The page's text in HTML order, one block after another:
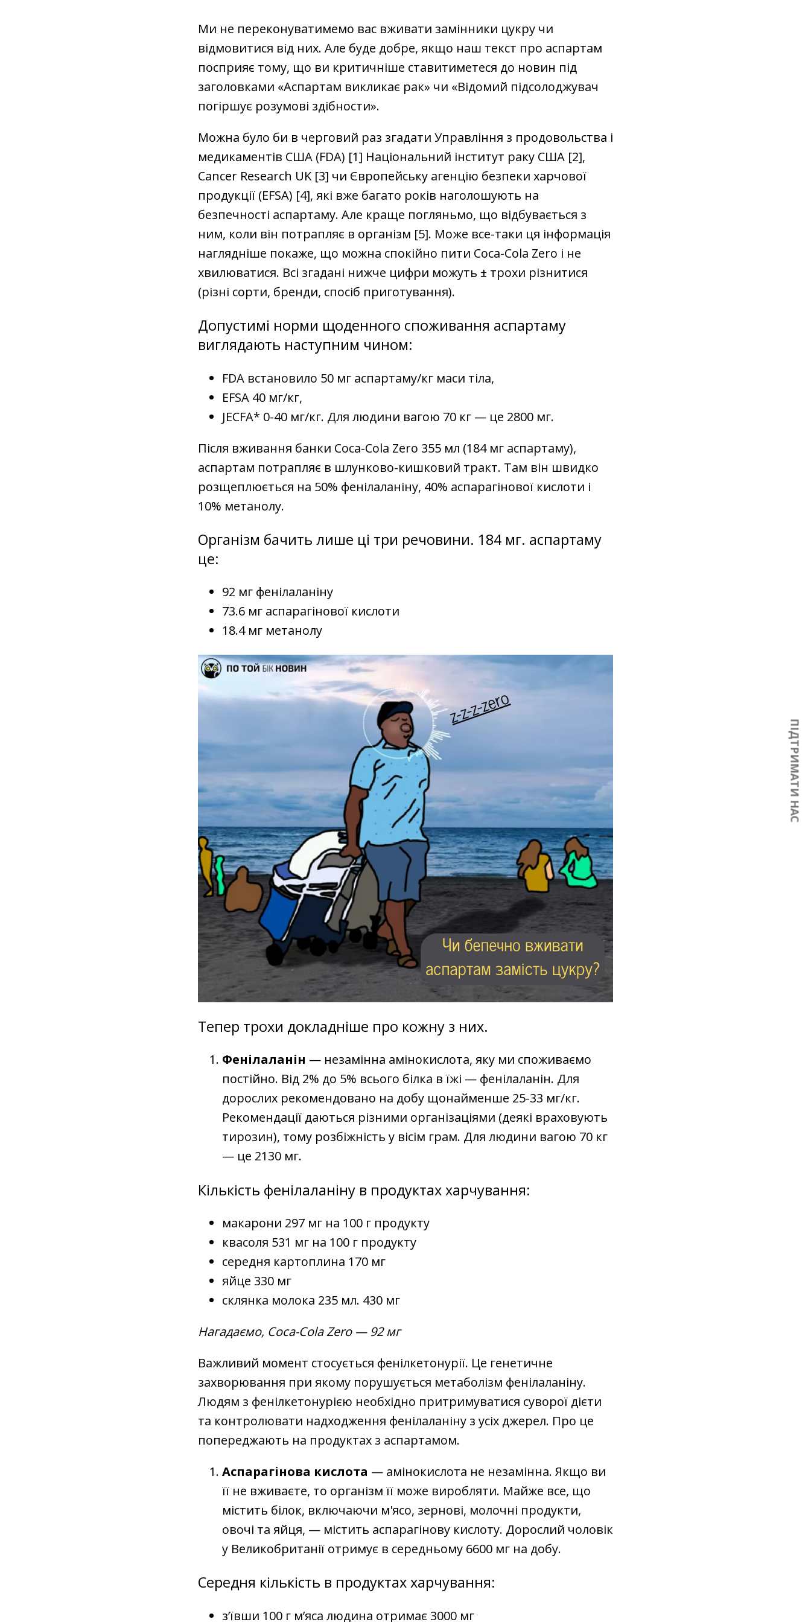
ПІДТРИМАТИ НАС
Ми не переконуватимемо вас вживати замінники цукру чи
відмовитися від них. Але буде добре, якщо наш текст про аспартам
посприяє тому, що ви критичніше ставитиметеся до новин під
заголовками «Аспартам викликає рак» чи «Відомий підсолоджувач
погіршує розумові здібности».
Можна було би в черговий раз згадати Управління з продовольства і
медикаментів США (FDA) [1] Національний інститут раку США [2],
Cancer Research UK [3] чи Європейську агенцію безпеки харчової
продукції (EFSA) [4], які вже багато років наголошують на
безпечності аспартаму. Але краще погляньмо, що відбувається з
ним, коли він потрапляє в організм [5]. Може все-таки ця інформація
наглядніше покаже, що можна спокійно пити Coca-Cola Zero і не
хвилюватися. Всі згадані нижче цифри можуть ± трохи різнитися
(різні сорти, бренди, спосіб приготування).
Допустимі норми щоденного споживання аспартаму
виглядають наступним чином:
FDA встановило 50 мг аспартаму/кг маси тіла,
EFSA 40 мг/кг,
JECFA* 0-40 мг/кг. Для людини вагою 70 кг — це 2800 мг.
Після вживання банки Coca-Cola Zero 355 мл (184 мг аспартаму),
аспартам потрапляє в шлунково-кишковий тракт. Там він швидко
розщеплюється на 50% фенілаланіну, 40% аспарагінової кислоти і
10% метанолу.
Організм бачить лише ці три речовини. 184 мг. аспартаму
це:
92 мг фенілаланіну
73.6 мг аспарагінової кислоти
18.4 мг метанолу
Тепер трохи докладніше про кожну з них.
Фенілаланін — незамінна амінокислота, яку ми споживаємо
постійно. Від 2% до 5% всього білка в їжі — фенілаланін. Для
дорослих рекомендовано на добу щонайменше 25-33 мг/кг.
Рекомендації даються різними організаціями (деякі враховують
тирозин), тому розбіжність у вісім грам. Для людини вагою 70 кг
— це 2130 мг.
Кількість фенілаланіну в продуктах харчування:
макарони 297 мг на 100 г продукту
квасоля 531 мг на 100 г продукту
середня картоплина 170 мг
яйце 330 мг
склянка молока 235 мл. 430 мг
Нагадаємо, Coca-Cola Zero — 92 мг
Важливий момент стосується фенілкетонурії. Це генетичне
захворювання при якому порушується метаболізм фенілаланіну.
Людям з фенілкетонурією необхідно притримуватися суворої дієти
та контролювати надходження фенілаланіну з усіх джерел. Про це
попереджають на продуктах з аспартамом.
Аспарагінова кислота — амінокислота не незамінна. Якщо ви
її не вживаєте, то організм її може виробляти. Майже все, що
містить білок, включаючи м'ясо, зернові, молочні продукти,
овочі та яйця, — містить аспарагінову кислоту. Дорослий чоловік
у Великобританії отримує в середньому 6600 мг на добу.
Середня кількість в продуктах харчування:
з’ївши 100 г м’яса людина отримає 3000 мг